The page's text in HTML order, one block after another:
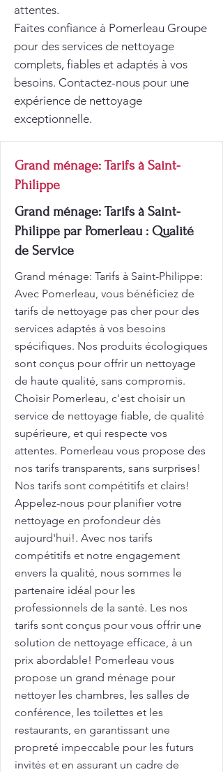
attentes.
Faites confiance à Pomerleau Groupe
pour des services de nettoyage
complets, fiables et adaptés à vos
besoins. Contactez-nous pour une
expérience de nettoyage
exceptionnelle.
Grand ménage: Tarifs à Saint-
Philippe
Grand ménage: Tarifs à Saint-
Philippe par Pomerleau : Qualité
de Service
Grand ménage: Tarifs à Saint-Philippe:
Avec Pomerleau, vous bénéficiez de
tarifs de nettoyage pas cher pour des
services adaptés à vos besoins
spécifiques. Nos produits écologiques
sont conçus pour offrir un nettoyage
de haute qualité, sans compromis.
Choisir Pomerleau, c'est choisir un
service de nettoyage fiable, de qualité
supérieure, et qui respecte vos
attentes. Pomerleau vous propose des
nos tarifs transparents, sans surprises!
Nos tarifs sont compétitifs et clairs!
Appelez-nous pour planifier votre
nettoyage en profondeur dès
aujourd'hui!. Avec nos tarifs
compétitifs et notre engagement
envers la qualité, nous sommes le
partenaire idéal pour les
professionnels de la santé. Les nos
tarifs sont conçus pour vous offrir une
solution de nettoyage efficace, à un
prix abordable! Pomerleau vous
propose un grand ménage pour
nettoyer les chambres, les salles de
conférence, les toilettes et les
restaurants, en garantissant une
propreté impeccable pour les futurs
invités et en assurant un cadre de